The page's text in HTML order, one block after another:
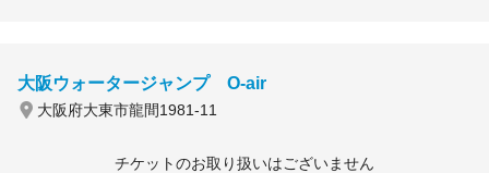
大阪ウォータージャンプ O-air
大阪府大東市龍間1981-11
チケットのお取り扱いはございません